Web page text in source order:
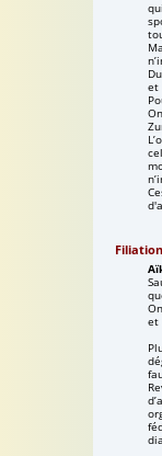
et
Filiation
et